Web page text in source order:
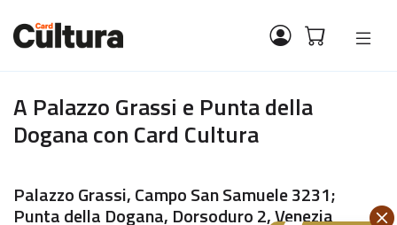
A Palazzo Grassi e Punta della
Dogana con Card Cultura
Palazzo Grassi, Campo San Samuele 3231;
Punta della Dogana, Dorsoduro 2, Venezia